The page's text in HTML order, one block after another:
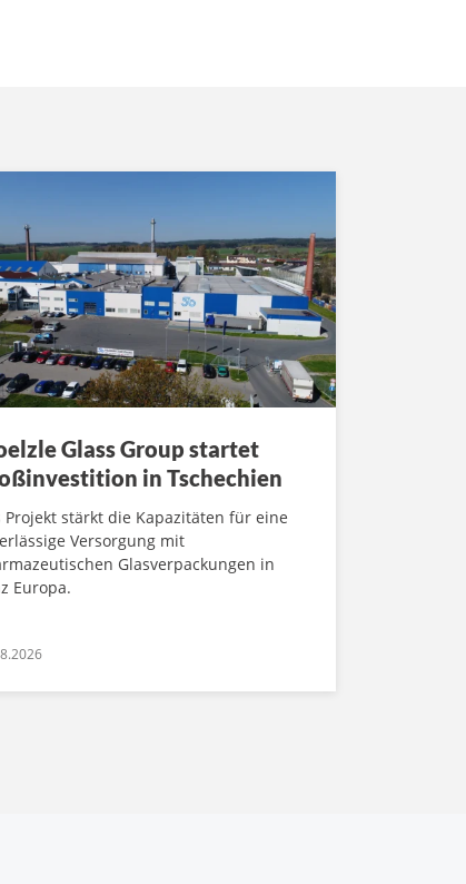
Glass Group startet
in Tschechien
Projekt stärkt die Kapazitäten für eine
Versorgung mit
Glasverpackungen in
Europa.